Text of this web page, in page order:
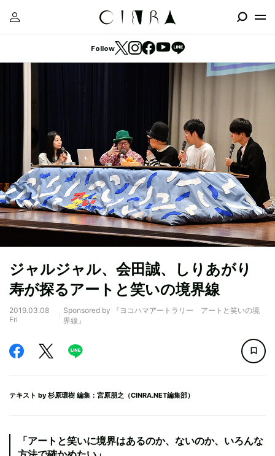
Follow
ジャルジャル、会田誠、しりあがり
寿が探るアートと笑いの境界線
2019.03.08
Fri
Sponsored by 『ヨコハマアートラリー アートと笑いの境
界線』
テキスト by 杉原環樹 編集：宮原朋之（CINRA.NET編集部）
「アートと笑いに境界はあるのか、ないのか、いろんな